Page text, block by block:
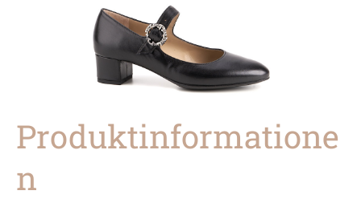
Produktinformatione
n